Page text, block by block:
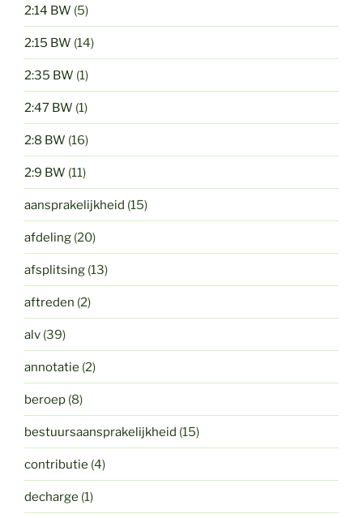
2:14 BW (5)
2:15 BW (14)
2:35 BW (1)
2:47 BW (1)
2:8 BW (16)
2:9 BW (11)
aansprakelijkheid (15)
afdeling (20)
afsplitsing (13)
aftreden (2)
alv (39)
annotatie (2)
beroep (8)
bestuursaansprakelijkheid (15)
contributie (4)
decharge (1)